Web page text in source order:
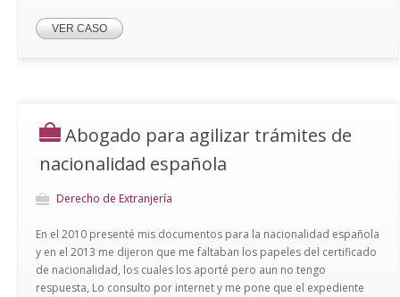
VER CASO
Abogado para agilizar trámites de
nacionalidad española
Derecho de Extranjería
En el 2010 presenté mis documentos para la nacionalidad española
y en el 2013 me dijeron que me faltaban los papeles del certificado
de nacionalidad, los cuales los aporté pero aun no tengo
respuesta, Lo consulto por internet y me pone que el expediente